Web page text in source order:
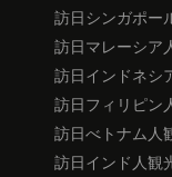
訪日シンガポー
訪日マレーシア
訪日インドネシ
訪日フィリピン
訪日べトナム人
訪日インド人観